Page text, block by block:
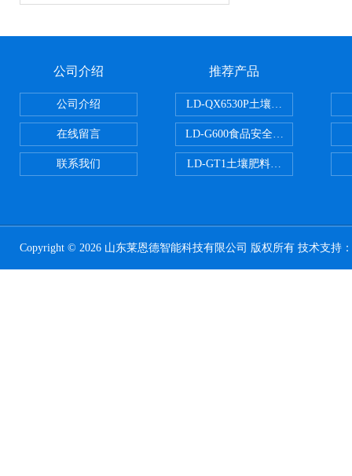
公司介绍
公司介绍
在线留言
联系我们
推荐产品
LD-QX6530P土壤氧化还原电位检
LD-G600食品安全检测仪
LD-GT1土壤肥料养分检测仪
Copyright © 2026 山东莱恩德智能科技有限公司 版权所有 技术支持：